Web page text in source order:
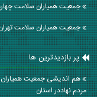
جمعیت همیاران سلامت
جمعیت همیاران سلامت
پر بازدیدترین ها
هم اندیشی جمعیت همیاران
مردم نهاددر استان